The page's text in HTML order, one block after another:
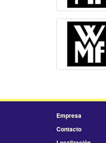
Empresa
Contacto